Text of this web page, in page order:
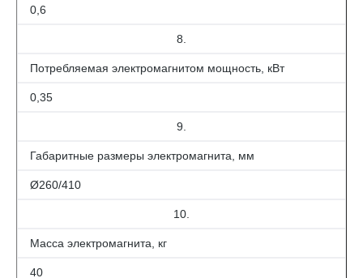
0,6
8.
Потребляемая электромагнитом мощность, кВт
0,35
9.
Габаритные размеры электромагнита, мм
Ø260/410
10.
Масса электромагнита, кг
40